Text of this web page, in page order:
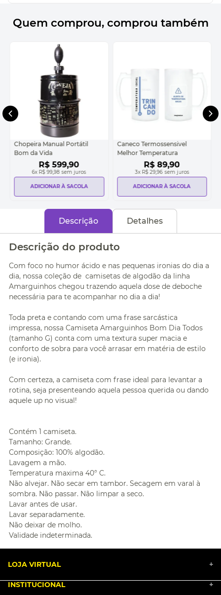
Quem comprou, comprou também
Chopeira Manual Portátil
Bom da Vida
R$ 599,90
6x R$ 99,98 sem juros
ADICIONAR À SACOLA
Caneco Termossensivel
Melhor Temperatura
R$ 89,90
3x R$ 29,96 sem juros
ADICIONAR À SACOLA
Descrição Detalhes
Descrição do produto
Com foco no humor ácido e nas pequenas ironias do dia a
dia, nossa coleção de camisetas de algodão da linha
Amarguinhos chegou trazendo aquela dose de deboche
necessária para te acompanhar no dia a dia!
Toda preta e contando com uma frase sarcástica
impressa, nossa Camiseta Amarguinhos Bom Dia Todos
(tamanho G) conta com uma textura super macia e
conforto de sobra para você arrasar em matéria de estilo
(e ironia).
Com certeza, a camiseta com frase ideal para levantar a
rotina, seja presenteando aquela pessoa querida ou dando
aquele up no visual!
Contém 1 camiseta.
Tamanho: Grande.
Composição: 100% algodão.
Lavagem a mão.
Temperatura maxima 40° C.
Não alvejar. Não secar em tambor. Secagem em varal à
sombra. Não passar. Não limpar a seco.
Lavar antes de usar.
Lavar separadamente.
Não deixar de molho.
Validade indeterminada.
LOJA VIRTUAL +
INSTITUCIONAL +